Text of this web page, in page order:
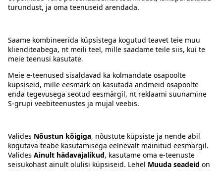
Juhised
Tingimused
Keel:ETENRU